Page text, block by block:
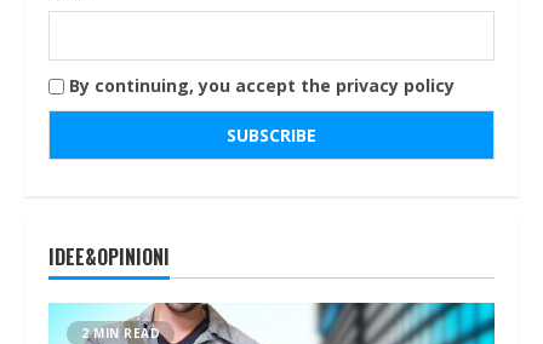
By continuing, you accept the privacy policy
IDEE&OPINIONI
2 MIN READ